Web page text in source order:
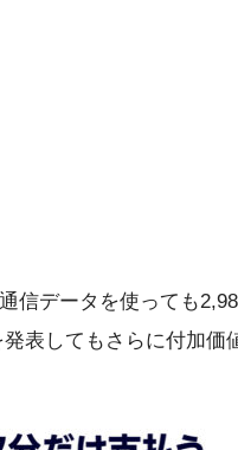
データを使っても
表してもさらに付加価